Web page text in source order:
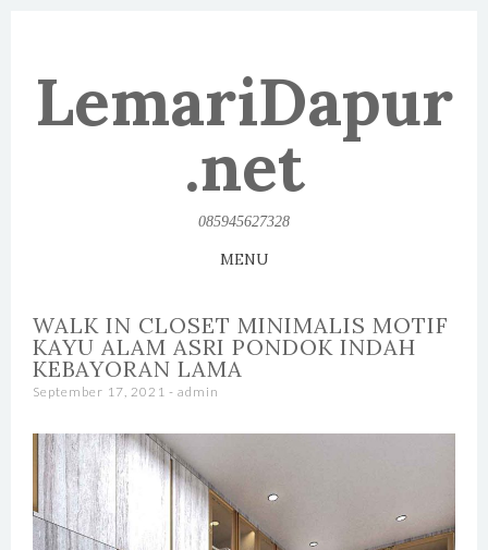
LemariDapur
.net
085945627328
MENU
WALK IN CLOSET MINIMALIS MOTIF
KAYU ALAM ASRI PONDOK INDAH
KEBAYORAN LAMA
September 17, 2021 - admin